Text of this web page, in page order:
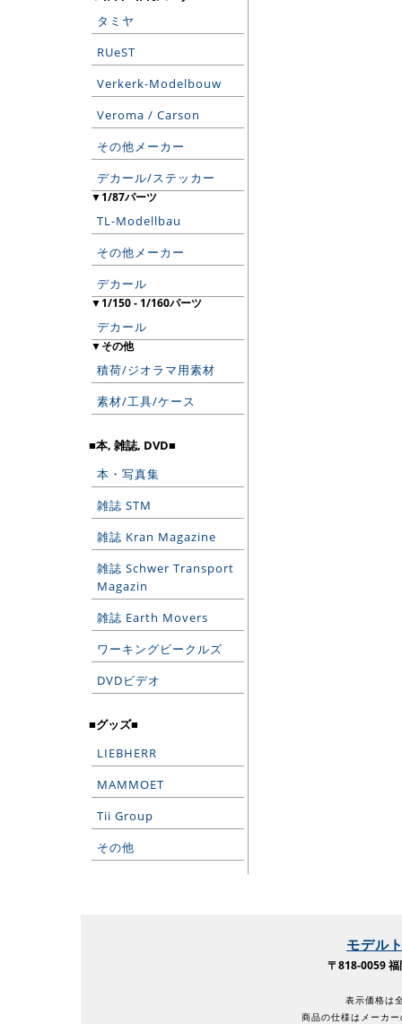
タミヤ
RUeST
Verkerk-Modelbouw
Veroma / Carson
その他メーカー
デカール/ステッカー
▼1/87パーツ
TL-Modellbau
その他メーカー
デカール
▼1/150 - 1/160パーツ
デカール
▼その他
積荷/ジオラマ用素材
素材/工具/ケース
■本, 雑誌, DVD■
本・写真集
雑誌 STM
雑誌 Kran Magazine
雑誌 Schwer Transport
Magazin
雑誌 Earth Movers
ワーキングビークルズ
DVDビデオ
■グッズ■
LIEBHERR
MAMMOET
Tii Group
その他
モデル
〒818-0059
表示価格は
商品の仕様はメーカ